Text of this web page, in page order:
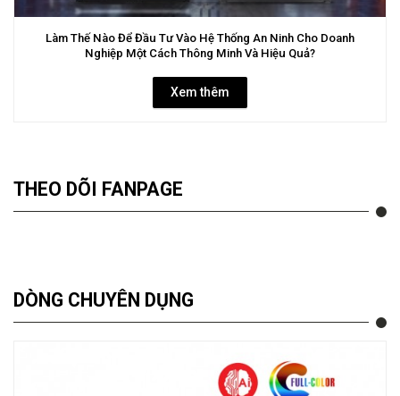
Làm Thế Nào Để Đầu Tư Vào Hệ Thống An Ninh Cho Doanh
Nghiệp Một Cách Thông Minh Và Hiệu Quả?
Xem thêm
THEO DÕI FANPAGE
DÒNG CHUYÊN DỤNG